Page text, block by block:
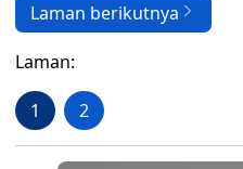
Laman berikutnya
Laman:
1 2